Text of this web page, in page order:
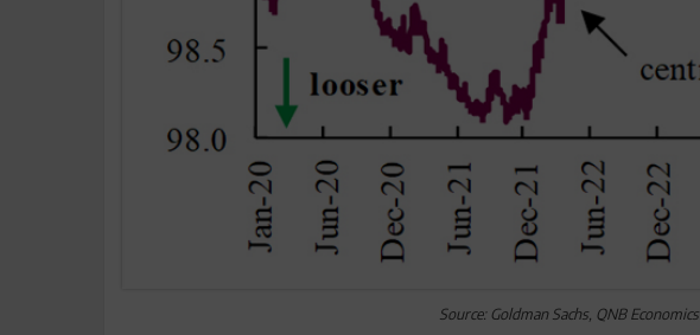
Source: Goldman Sachs, QNB Economics